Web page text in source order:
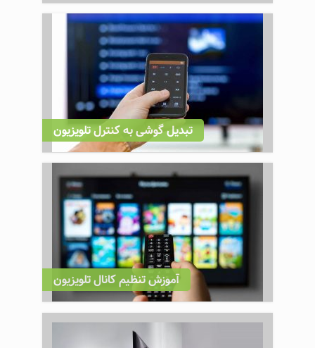
تبدیل گوشی به کنترل تلویزیون
آموزش تنظیم کانال تلویزیون